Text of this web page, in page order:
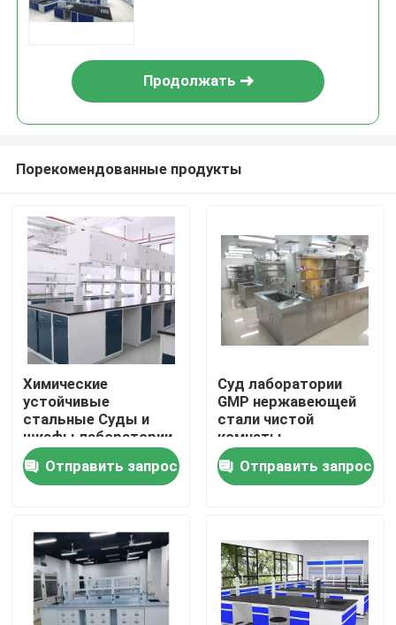
Дома
О Компании
Контакты
Продукция
Мебель лаборатории школы
Продолжать
Порекомендованные продукты
Химические
устойчивые
стальные Суды и
шкафы лаборатории
Отправить запрос
Суд лаборатории
GMP нержавеющей
стали чистой
комнаты
Отправить запрос